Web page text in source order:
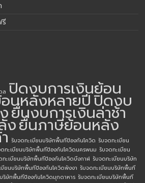
ล ปิดงบการเงินย้อน
นหลังหลายปีปิดงบ
ยื่นงบการเงินล่าช้า
งยื่นภาษีย้อนหลัง
รับจดทะเบียนบริษัทพื้นทีป้องกันโควิด รับจดทะเบียน
ดทะเบียนบริษัทพื้นทีป้องกันโควิดนครพนม รับจดทะเบียน
ทะเบียนบริษัทพื้นทีป้องกันโควิดบึงกาฬ รับจดทะเบียนบริษัท
บียนบริษัทพื้นทีป้องกันโควิดพังงา รับจดทะเบียนบริษัทพื้นที
ริษัทพื้นทีป้องกันโควิดมุกดาหาร รับจดทะเบียนบริษัทพื้นที